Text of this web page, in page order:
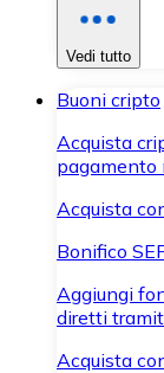
Vedi tutto
Buoni cripto
Acquista
pagamento
Acquista
Bonifico
Aggiungi
diretti
Acquista